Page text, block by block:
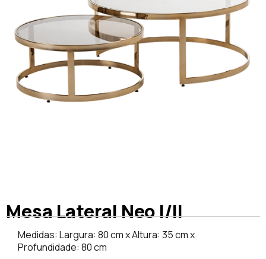
Mesa Lateral Neo I/II
Medidas: Largura: 80 cm x Altura: 35 cm x
Profundidade: 80 cm